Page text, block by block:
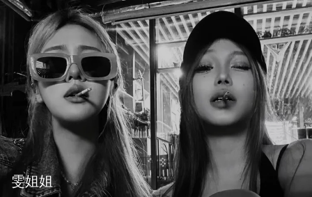
雯姐姐